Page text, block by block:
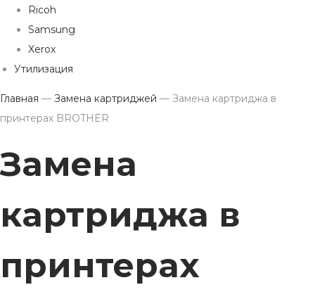
Ricoh
Samsung
Xerox
Утилизация
Главная — Замена картриджей — Замена картриджа в
принтерах BROTHER
Замена
картриджа в
принтерах